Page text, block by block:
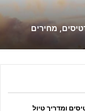
מלא לכרטיסים, מחירים
ומדריך טיול